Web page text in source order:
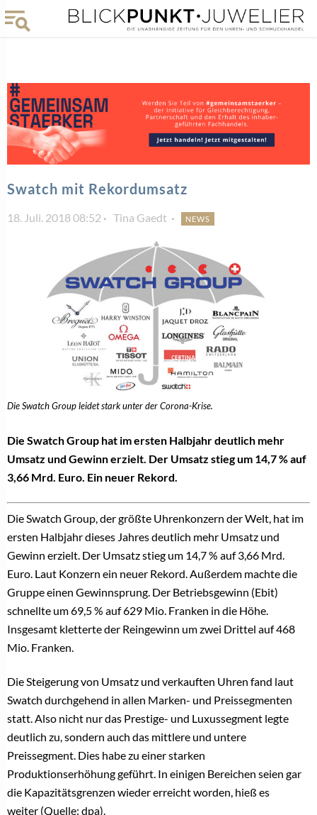
Swatch mit Rekordumsatz
18. Juli. 2018 08:52 Tina Gaedt NEWS
Die Swatch Group leidet stark unter der Corona-Krise.
Die Swatch Group hat im ersten Halbjahr deutlich mehr
Umsatz und Gewinn erzielt. Der Umsatz stieg um 14,7 % auf
3,66 Mrd. Euro. Ein neuer Rekord.
Die Swatch Group, der größte Uhrenkonzern der Welt, hat im
ersten Halbjahr dieses Jahres deutlich mehr Umsatz und
Gewinn erzielt. Der Umsatz stieg um 14,7 % auf 3,66 Mrd.
Euro. Laut Konzern ein neuer Rekord. Außerdem machte die
Gruppe einen Gewinnsprung. Der Betriebsgewinn (Ebit)
schnellte um 69,5 % auf 629 Mio. Franken in die Höhe.
Insgesamt kletterte der Reingewinn um zwei Drittel auf 468
Mio. Franken.
Die Steigerung von Umsatz und verkauften Uhren fand laut
Swatch durchgehend in allen Marken- und Preissegmenten
statt. Also nicht nur das Prestige- und Luxussegment legte
deutlich zu, sondern auch das mittlere und untere
Preissegment. Dies habe zu einer starken
Produktionserhöhung geführt. In einigen Bereichen seien gar
die Kapazitätsgrenzen wieder erreicht worden, hieß es
weiter (Quelle: dpa).